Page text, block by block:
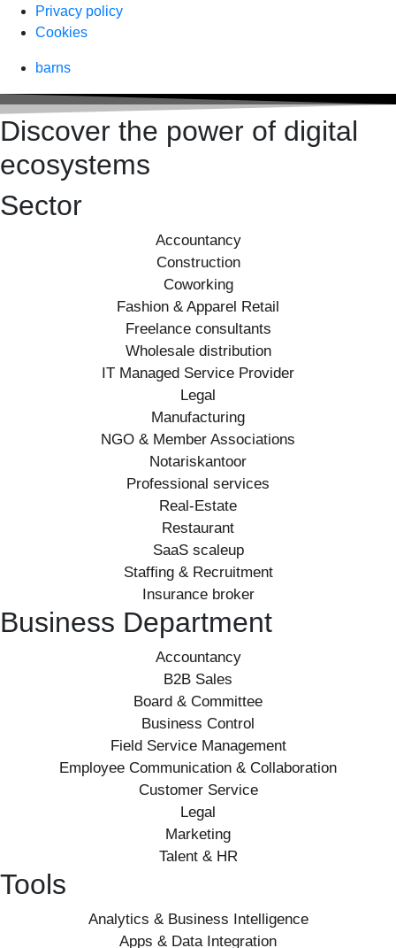
Privacy policy
Cookies
barns
Discover the power of digital
ecosystems
Sector
Accountancy
Construction
Coworking
Fashion & Apparel Retail
Freelance consultants
Wholesale distribution
IT Managed Service Provider
Legal
Manufacturing
NGO & Member Associations
Notariskantoor
Professional services
Real-Estate
Restaurant
SaaS scaleup
Staffing & Recruitment
Insurance broker
Business Department
Accountancy
B2B Sales
Board & Committee
Business Control
Field Service Management
Employee Communication & Collaboration
Customer Service
Legal
Marketing
Talent & HR
Tools
Analytics & Business Intelligence
Apps & Data Integration